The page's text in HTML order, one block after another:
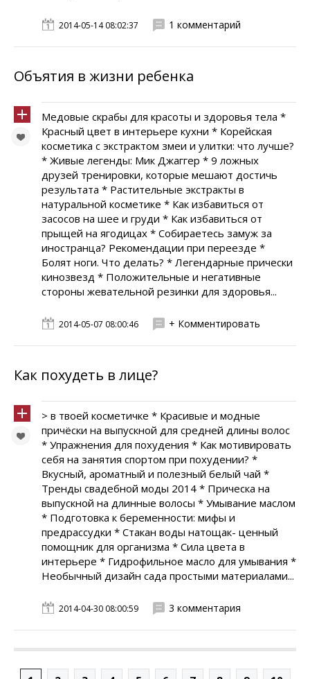
2014-05-14 08:02:37 1 комментарий
Объятия в жизни ребенка
Медовые скрабы для красоты и здоровья тела *
Красный цвет в интерьере кухни * Корейская
косметика с экстрактом змеи и улитки: что лучше?
* Живые легенды: Мик Джаггер * 9 ложных
друзей тренировки, которые мешают достичь
результата * Растительные экстракты в
натуральной косметике * Как избавиться от
засосов на шее и груди * Как избавиться от
прыщей на ягодицах * Собираетесь замуж за
иностранца? Рекомендации при переезде *
Болят ноги. Что делать? * Легендарные прически
кинозвезд * Положительные и негативные
стороны жевательной резинки для здоровья...
2014-05-07 08:00:46 + Комментировать
Как похудеть в лице?
> в твоей косметичке * Красивые и модные
причёски на выпускной для средней длины волос
* Упражнения для похудения * Как мотивировать
себя на занятия спортом при похудении? *
Вкусный, ароматный и полезный белый чай *
Тренды свадебной моды 2014 * Прическа на
выпускной на длинные волосы * Умывание маслом
* Подготовка к беременности: мифы и
предрассудки * Стакан воды натощак- ценный
помощник для организма * Сила цвета в
интерьере * Гидрофильное масло для умывания *
Необычный дизайн сада простыми материалами...
2014-04-30 08:00:59 3 комментария